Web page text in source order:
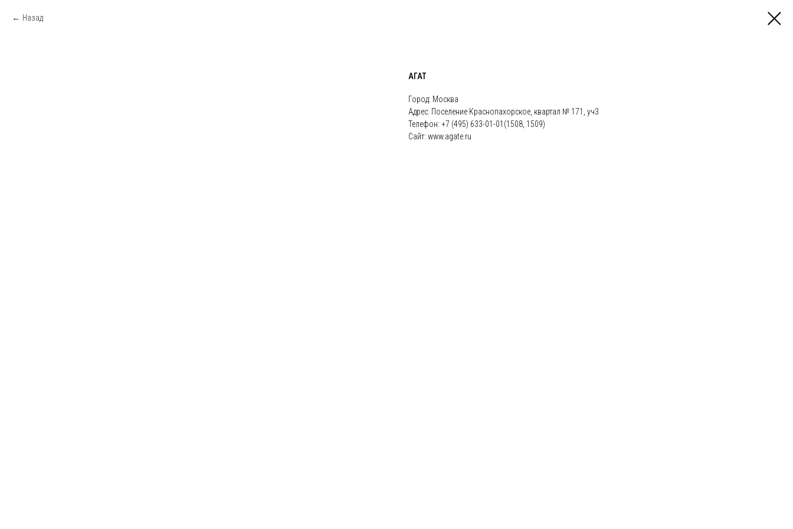
Назад
АГАТ
Город: Москва
Адрес: Поселение Краснопахорское, квартал № 171, уч3
Телефон: +7 (495) 633-01-01(1508, 1509)
Сайт: www.agate.ru